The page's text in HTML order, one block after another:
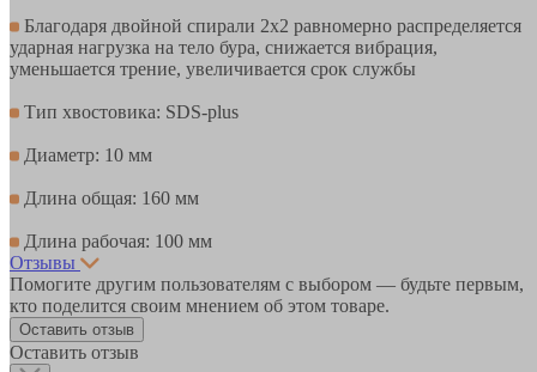
Благодаря двойной спирали 2х2 равномерно распределяется
ударная нагрузка на тело бура, снижается вибрация,
уменьшается трение, увеличивается срок службы
Тип хвостовика: SDS-plus
Диаметр: 10 мм
Длина общая: 160 мм
Длина рабочая: 100 мм
Отзывы
Помогите другим пользователям с выбором — будьте первым,
кто поделится своим мнением об этом товаре.
Оставить отзыв
Оставить отзыв